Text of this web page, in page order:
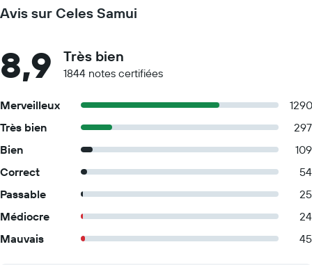
Avis sur Celes Samui
8,9 Très bien
1844 notes certifiées
Merveilleux
1290
Très bien
297
Bien
109
Correct
54
Passable
25
Médiocre
24
Mauvais
45